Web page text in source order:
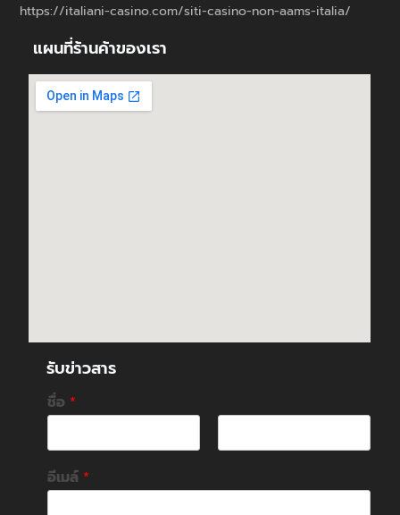
https://italiani-casino.com/siti-casino-non-aams-italia/
แผนที่ร้านค้าของเรา
รับข่าวสาร
ชื่อ *
F
i
r
L
อีเมล์ *